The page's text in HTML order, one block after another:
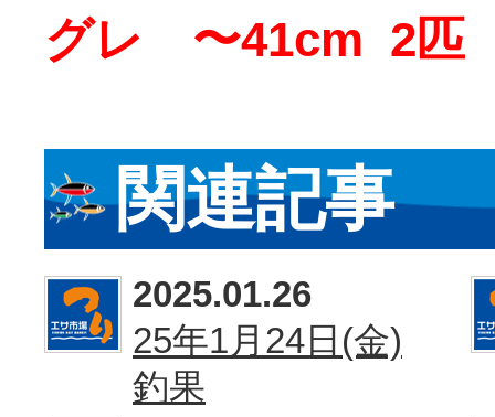
グレ 〜41cm 2匹
関連記事
2025.01.26
25年1月24日(金)
釣果